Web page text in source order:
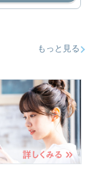
もっと見る